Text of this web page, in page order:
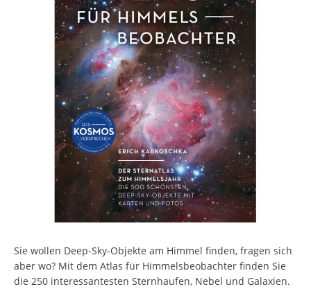
Sie wollen Deep-Sky-Objekte am Himmel finden, fragen sich
aber wo? Mit dem Atlas für Himmelsbeobachter finden Sie
die 250 interessantesten Sternhaufen, Nebel und Galaxien.